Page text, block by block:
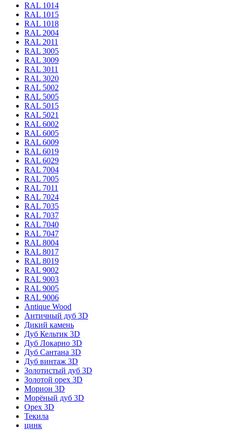
RAL 1014
RAL 1015
RAL 1018
RAL 2004
RAL 2011
RAL 3005
RAL 3009
RAL 3011
RAL 3020
RAL 5002
RAL 5005
RAL 5015
RAL 5021
RAL 6002
RAL 6005
RAL 6009
RAL 6019
RAL 6029
RAL 7004
RAL 7005
RAL 7011
RAL 7024
RAL 7035
RAL 7037
RAL 7040
RAL 7047
RAL 8004
RAL 8017
RAL 8019
RAL 9002
RAL 9003
RAL 9005
RAL 9006
Antique Wood
Античный дуб 3D
Дикий камень
Дуб Кельтик 3D
Дуб Локарно 3D
Дуб Сантана 3D
Дуб винтаж 3D
Золотистый дуб 3D
Золотой орех 3D
Морион 3D
Морёный дуб 3D
Орех 3D
Текила
цинк